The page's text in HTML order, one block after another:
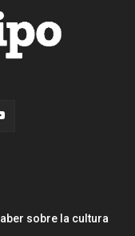
sobre la cultura